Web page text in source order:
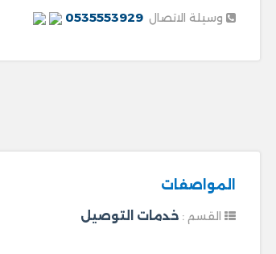
وسيلة الاتصال 0535553929
المواصفات
خدمات التوصيل